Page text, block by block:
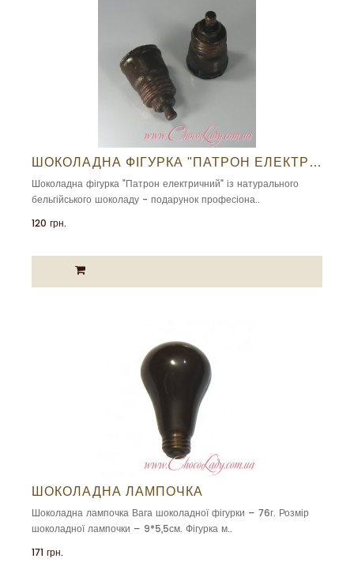
ШОКОЛАДНА ФІГУРКА "ПАТРОН ЕЛЕКТРИЧНИЙ"
Шоколадна фігурка "Патрон електричний" із натурального
бельгійського шоколаду - подарунок професіона..
120 грн.
ШОКОЛАДНА ЛАМПОЧКА
Шоколадна лампочка Вага шоколадної фігурки – 76г. Розмір
шоколадної лампочки – 9*5,5см. Фігурка м..
171 грн.